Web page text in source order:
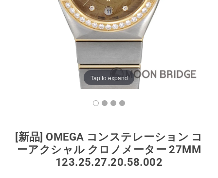
保証とメンテナンス
Tap to expand
[新品] OMEGA コンステレーション コ
ーアクシャル クロノメーター 27MM
123.25.27.20.58.002